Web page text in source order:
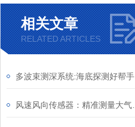
相关文章
RELATED ARTICLES
多波束测深系统:海底探测好帮手